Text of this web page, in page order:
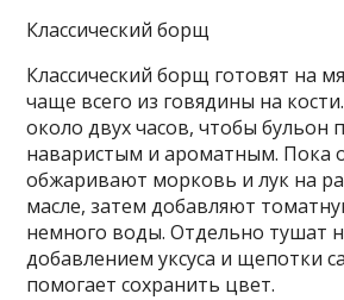
Классический борщ
Классический борщ готовят на
чаще всего из говядины на
около двух часов, чтобы бульон
наваристым и ароматным. Пока
обжаривают морковь и лук на
масле, затем добавляют
немного воды. Отдельно тушат
добавлением уксуса и щепотки
помогает сохранить цвет.